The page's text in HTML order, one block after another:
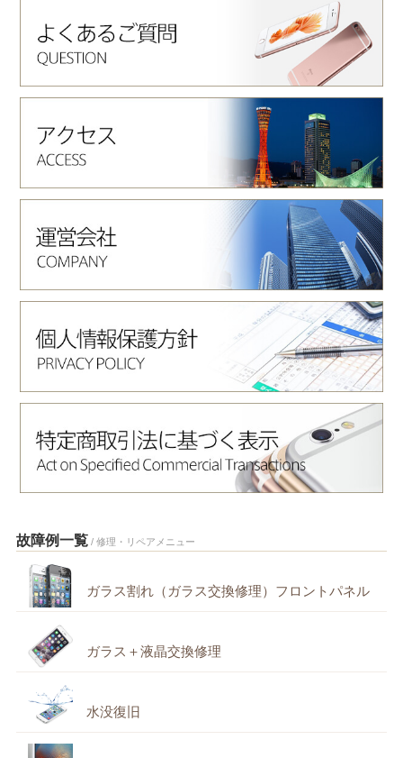
故障例一覧 / 修理・リペアメニュー
ガラス割れ（ガラス交換修理）フロントパネル
ガラス＋液晶交換修理
水没復旧